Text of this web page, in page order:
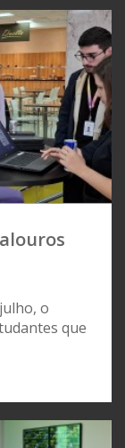
o
que